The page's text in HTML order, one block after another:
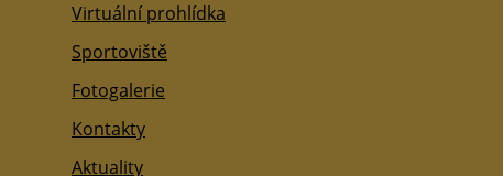
Virtuální prohlídka
Sportoviště
Fotogalerie
Kontakty
Aktuality